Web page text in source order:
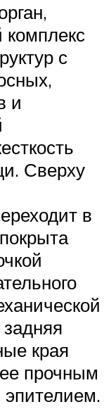
с
и
Сверху
в
задняя
края
прочным